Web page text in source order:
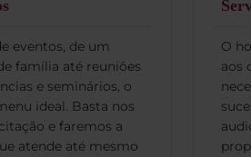
eventos, de um
família até reuniões
e seminários, o
ideal. Basta nos
e faremos a
atende até mesmo
O
aos